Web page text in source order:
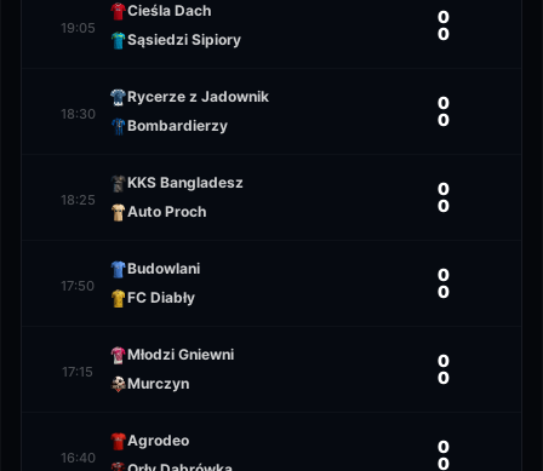
19:05
Cieśla Dach
Sąsiedzi Sipiory
0
0
18:30
Rycerze z Jadownik
Bombardierzy
0
0
18:25
KKS Bangladesz
Auto Proch
0
0
17:50
Budowlani
FC Diabły
0
0
17:15
Młodzi Gniewni
Murczyn
0
0
16:40
Agrodeo
0
0